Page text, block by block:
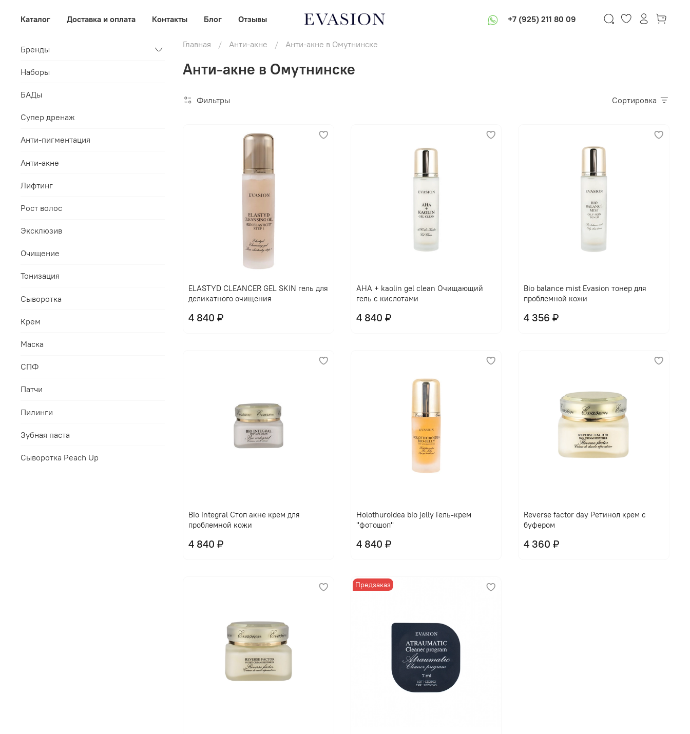
Каталог Доставка и оплата Контакты Блог Отзывы +7 (925) 211 80 09
Главная Анти-акне Анти-акне в Омутнинске
Анти-акне в Омутнинске
Фильтры Сортировка
ELASTYD CLEANCER GEL SKIN гель для
деликатного очищения
4 840 ₽
В корзину
AHA + kaolin gel clean Очищающий
гель с кислотами
4 840 ₽
Bio balance mist Evasion тонер для
проблемной кожи
4 356 ₽
Bio integral Стоп акне крем для
проблемной кожи
4 840 ₽
Holothuroidea bio jelly Гель-крем
"фотошоп"
4 840 ₽
Reverse factor day Ретинол крем с
буфером
4 360 ₽
Предзаказ
Бренды
Наборы
БАДы
Супер дренаж
Анти-пигментация
Анти-акне
Лифтинг
Рост волос
Эксклюзив
Очищение
Тонизация
Сыворотка
Крем
Маска
СПФ
Патчи
Пилинги
Зубная паста
Сыворотка Peach Up